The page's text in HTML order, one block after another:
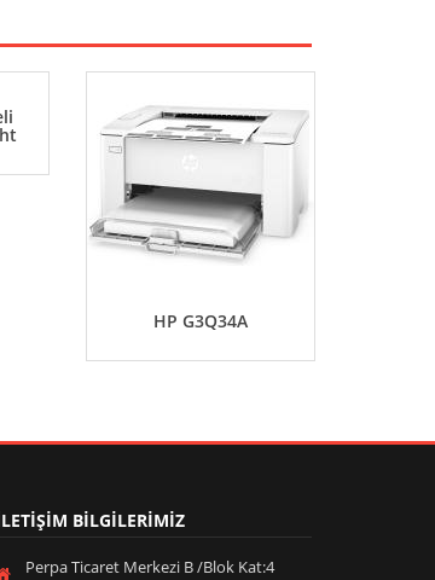
HP G3Q34A
BİLGİLERİMİZ
Perpa Ticaret Merkezi B /Blok Kat:4